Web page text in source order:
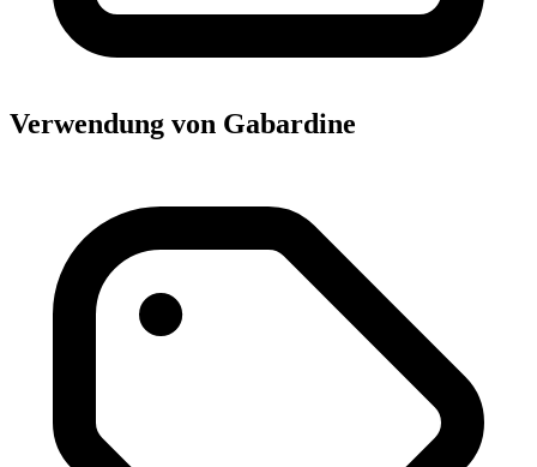
Verwendung von Gabardine